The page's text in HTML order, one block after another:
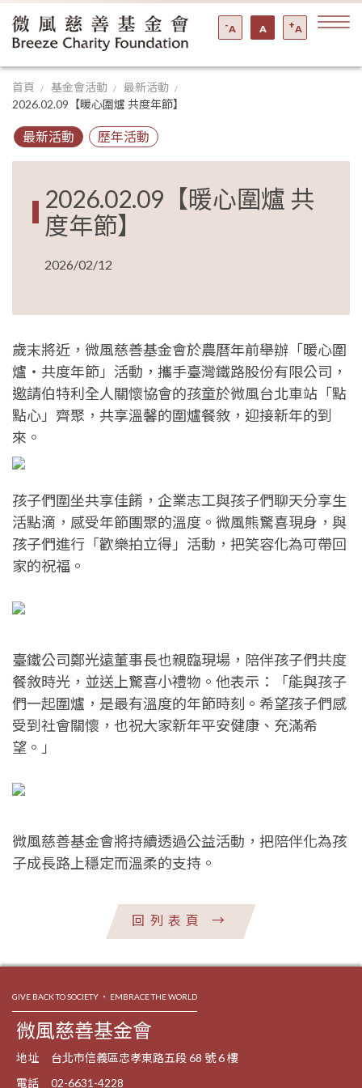
+A
A
-A
首頁 基金會活動
最新活動
2026.02.09【暖心圍爐 共度年節】
最新活動 歷年活動
2026.02.09【暖心圍爐 共
度年節】
2026/02/12
歲末將近，微風慈善基金會於農曆年前舉辦「暖心圍
爐・共度年節」活動，攜手臺灣鐵路股份有限公司，
邀請伯特利全人關懷協會的孩童於微風台北車站「點
點心」齊聚，共享溫馨的圍爐餐敘，迎接新年的到
來。
孩子們圍坐共享佳餚，企業志工與孩子們聊天分享生
活點滴，感受年節團聚的溫度。微風熊驚喜現身，與
孩子們進行「歡樂拍立得」活動，把笑容化為可帶回
家的祝福。
臺鐵公司鄭光遠董事長也親臨現場，陪伴孩子們共度
餐敘時光，並送上驚喜小禮物。他表示：「能與孩子
們一起圍爐，是最有溫度的年節時刻。希望孩子們感
受到社會關懷，也祝大家新年平安健康、充滿希
望。」
微風慈善基金會將持續透過公益活動，把陪伴化為孩
子成長路上穩定而溫柔的支持。
回列表頁→
GIVE BACK TO SOCIETY ‧ EMBRACE THE WORLD
微風慈善基金會
地址
台北市信義區忠孝東路五段 68 號 6 樓
電話
02-6631-4228